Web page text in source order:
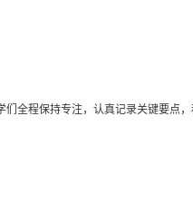
保持专注，认真记录关键要点，积